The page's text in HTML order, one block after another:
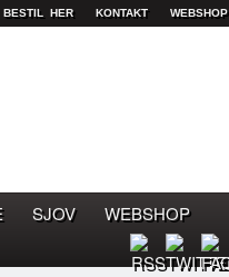
HER KONTAKT WEBSHOP
SJOV WEBSHOP